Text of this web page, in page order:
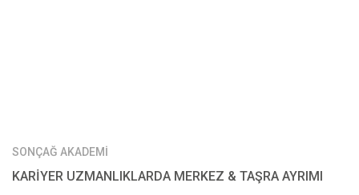
SONÇAĞ AKADEMİ
KARİYER UZMANLIKLARDA MERKEZ & TAŞRA AYRIMI